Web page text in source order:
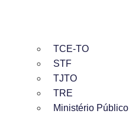
TCE-TO
STF
TJTO
TRE
Ministério Público